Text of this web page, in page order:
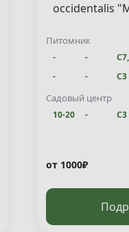
occidentalis
Питомник
- -
- - С3
10-20 -
Садовый центр
10-20 - С3
от 1000₽